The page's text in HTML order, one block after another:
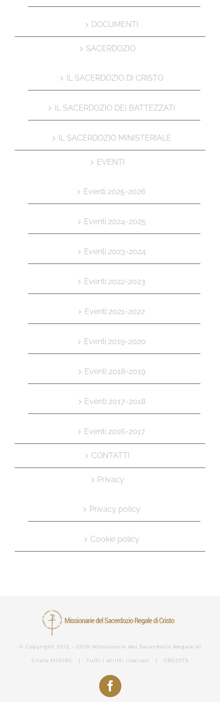
DOCUMENTI
SACERDOZIO
IL SACERDOZIO DI CRISTO
IL SACERDOZIO DEI BATTEZZATI
IL SACERDOZIO MINISTERIALE
EVENTI
Eventi 2025-2026
Eventi 2024-2025
Eventi 2023-2024
Eventi 2022-2023
Eventi 2021-2022
Eventi 2019-2020
Eventi 2018-2019
Eventi 2017-2018
Eventi 2016-2017
CONTATTI
Privacy
Privacy policy
Cookie policy
© Copyright 2012 - 2026 Missionarie del Sacerdozio Regale di
Cristo MISSRC | Tutti i diritti riservati | CREDITS
Facebook